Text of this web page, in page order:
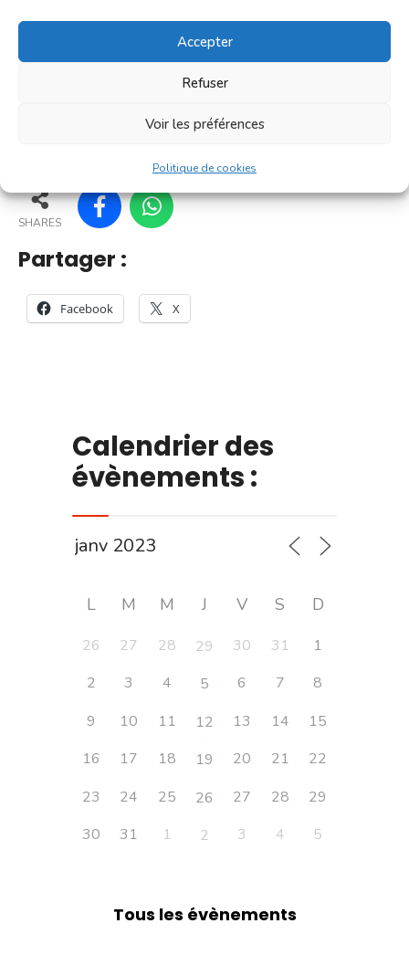
Accepter
Refuser
Voir les préférences
Politique de cookies
[...]
En savoir plus
161
SHARES
Partager :
Facebook X
Calendrier des
évènements :
L M M J V S D
26 27 28 29 30 31
1
2
3 4 5 6 7
8
9
10 11 12 13 14
15
16
17 18 19 20 21
22
23
24 25 26 27 28
29
30
31 1 2 3 4 5
Tous les évènements